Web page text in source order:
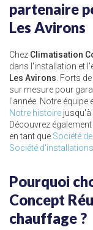
partenaire
Les Avirons
Chez Climatisation
dans l'installation et
Les Avirons . Forts
sur mesure pour
l'année. Notre
Notre histoire jusqu'à
Découvrez également
en tant que Société
Société
Pourquoi
Concept
chauffage ?